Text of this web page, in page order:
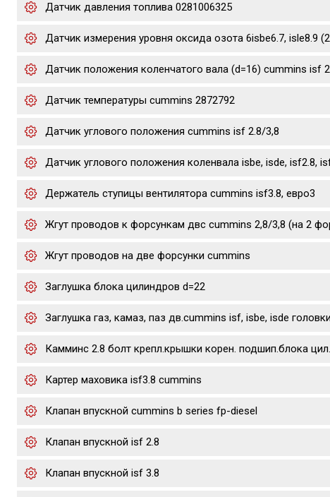
Датчик давления топлива 0281006325
Датчик измерения уровня оксида озота 6isbe6.7, isle8.9
Датчик положения коленчатого вала (d=16) cummins isf
Датчик температуры cummins 2872792
Датчик углового положения cummins isf 2.8/3,8
Датчик углового положения коленвала isbe, isde, isf2.8,
Держатель ступицы вентилятора cummins isf3.8, евро3
Жгут проводов к форсункам двс cummins 2,8/3,8 (на 2
Жгут проводов на две форсунки cummins
Заглушка блока цилиндров d=22
Заглушка газ, камаз, паз дв.cummins isf, isbe, isde
Камминс 2.8 болт крепл.крышки корен. подшип.блока
Картер маховика isf3.8 cummins
Клапан впускной cummins b series fp-diesel
Клапан впускной isf 2.8
Клапан впускной isf 3.8